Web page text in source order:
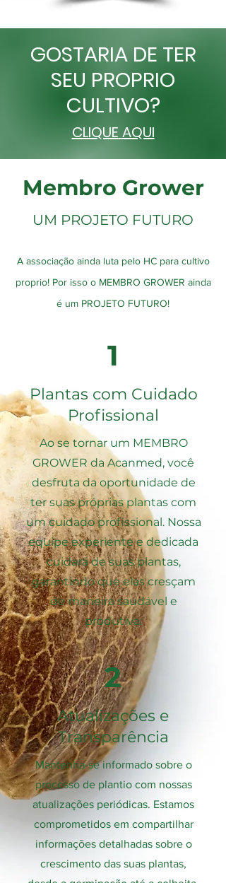
GOSTARIA DE TER
SEU PROPRIO
CULTIVO?
CLIQUE AQUI
Membro Grower
UM PROJETO FUTURO
A associação ainda luta pelo HC para cultivo
proprio! Por isso o MEMBRO GROWER ainda
é um PROJETO FUTURO!
1
Plantas com Cuidado
Profissional
Ao se tornar um MEMBRO
GROWER da Acanmed, você
desfruta da oportunidade de
ter suas próprias plantas com
um cuidado profissional. Nossa
equipe experiente e dedicada
cuidará de suas plantas,
garantindo que elas cresçam
de maneira saudável e
produtiva.
2
Atualizações e
Transparência
Mantenha-se informado sobre o
processo de plantio com nossas
atualizações periódicas. Estamos
comprometidos em compartilhar
informações detalhadas sobre o
crescimento das suas plantas,